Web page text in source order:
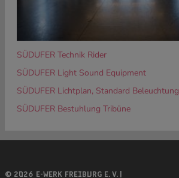
SÜDUFER Technik Rider
SÜDUFER Light Sound Equipment
SÜDUFER Lichtplan, Standard Beleuchtung
SÜDUFER Bestuhlung Tribüne
© 2026 E-WERK FREIBURG E. V. |